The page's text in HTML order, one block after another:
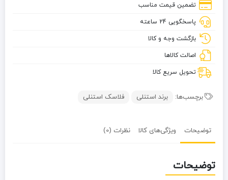
سری
کلاسیک
مدل
Legendary
تضمین قیمت مناسب
پاسخگویی 24 ساعته
بازگشت وجه و کالا
اصالت کالاها
تحویل سریع کالا
برچسب‌ها: برند استنلی فلاسک استنلی
توضیحات ویژگی‌های کالا نظرات (0)
توضیحات